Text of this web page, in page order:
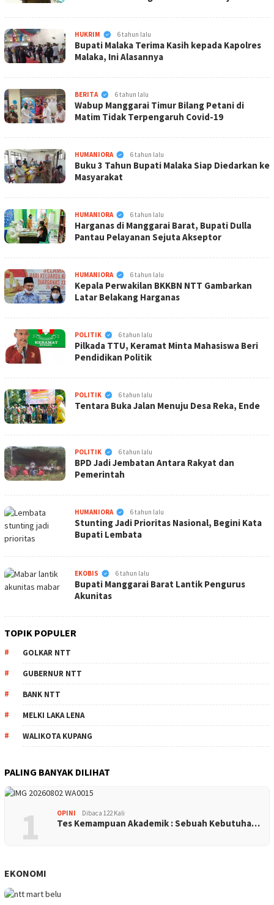
HUKRIM KabarNTT.ID
6 tahun lalu
Bupati Malaka Terima Kasih kepada Kapolres
Malaka, Ini Alasannya
BERITA KabarNTT.ID
6 tahun lalu
Wabup Manggarai Timur Bilang Petani di
Matim Tidak Terpengaruh Covid-19
HUMANIORA KabarNTT.ID
6 tahun lalu
Buku 3 Tahun Bupati Malaka Siap Diedarkan ke
Masyarakat
HUMANIORA KabarNTT.ID
6 tahun lalu
Harganas di Manggarai Barat, Bupati Dulla
Pantau Pelayanan Sejuta Akseptor
HUMANIORA KabarNTT.ID
6 tahun lalu
Kepala Perwakilan BKKBN NTT Gambarkan
Latar Belakang Harganas
POLITIK KabarNTT.ID
6 tahun lalu
Pilkada TTU, Keramat Minta Mahasiswa Beri
Pendidikan Politik
POLITIK KabarNTT.ID
6 tahun lalu
Tentara Buka Jalan Menuju Desa Reka, Ende
POLITIK KabarNTT.ID
6 tahun lalu
BPD Jadi Jembatan Antara Rakyat dan
Pemerintah
HUMANIORA KabarNTT.ID
6 tahun lalu
Stunting Jadi Prioritas Nasional, Begini Kata
Bupati Lembata
EKOBIS KabarNTT.ID
6 tahun lalu
Bupati Manggarai Barat Lantik Pengurus
Akunitas
TOPIK POPULER
GOLKAR NTT
GUBERNUR NTT
BANK NTT
MELKI LAKA LENA
WALIKOTA KUPANG
PALING BANYAK DILIHAT
1 OPINI Dibaca 122 Kali
Tes Kemampuan Akademik : Sebuah Kebutuha…
EKONOMI